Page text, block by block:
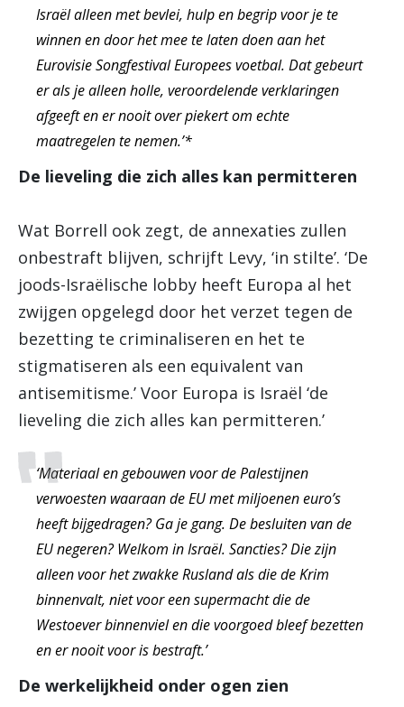
Israël alleen met bevlei, hulp en begrip voor je te
winnen en door het mee te laten doen aan het
Eurovisie Songfestival Europees voetbal. Dat gebeurt
er als je alleen holle, veroordelende verklaringen
afgeeft en er nooit over piekert om echte
maatregelen te nemen.’*
De lieveling die zich alles kan permitteren
Wat Borrell ook zegt, de annexaties zullen
onbestraft blijven, schrijft Levy, ‘in stilte’. ‘De
joods-Israëlische lobby heeft Europa al het
zwijgen opgelegd door het verzet tegen de
bezetting te criminaliseren en het te
stigmatiseren als een equivalent van
antisemitisme.’ Voor Europa is Israël ‘de
lieveling die zich alles kan permitteren.’
‘Materiaal en gebouwen voor de Palestijnen
verwoesten waaraan de EU met miljoenen euro’s
heeft bijgedragen? Ga je gang. De besluiten van de
EU negeren? Welkom in Israël. Sancties? Die zijn
alleen voor het zwakke Rusland als die de Krim
binnenvalt, niet voor een supermacht die de
Westoever binnenviel en die voorgoed bleef bezetten
en er nooit voor is bestraft.’
De werkelijkheid onder ogen zien